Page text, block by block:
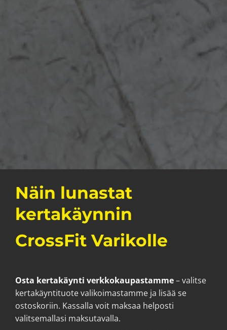
Näin lunastat
kertakäynnin
CrossFit Varikolle
Osta kertakäynti verkkokaupastamme– valitse
kertakäyntituote valikoimastamme ja lisää se
ostoskoriin. Kassalla voit maksaa helposti
valitsemallasi maksutavalla.